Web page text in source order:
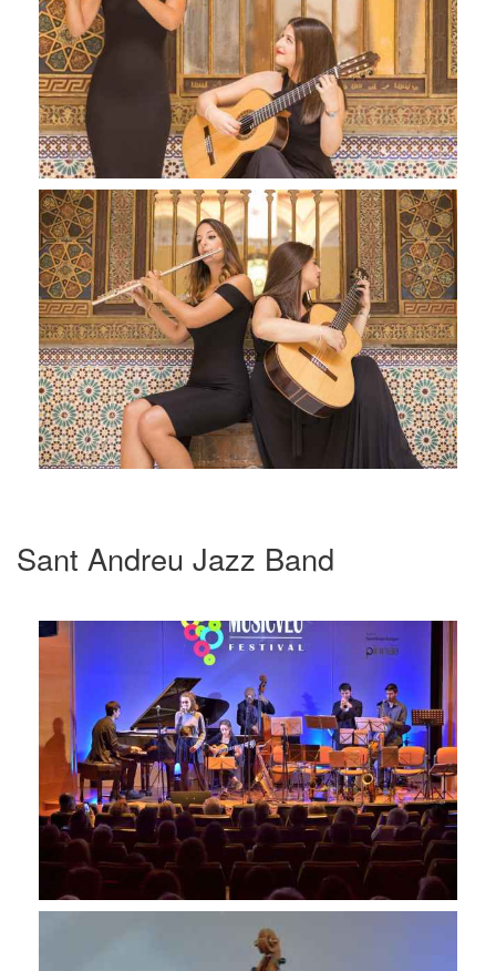
Sant Andreu Jazz Band